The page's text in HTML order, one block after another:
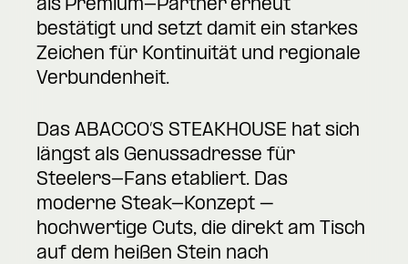
als Premium-Partner erneut
bestätigt und setzt damit ein starkes
Zeichen für Kontinuität und regionale
Verbundenheit.
Das ABACCO’S STEAKHOUSE hat sich
längst als Genussadresse für
Steelers-Fans etabliert. Das
moderne Steak-Konzept –
hochwertige Cuts, die direkt am Tisch
auf dem heißen Stein nach